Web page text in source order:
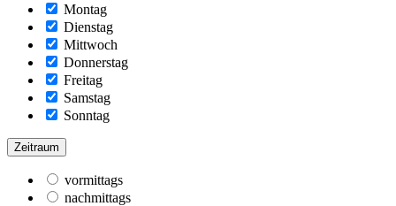
Montag
Dienstag
Mittwoch
Donnerstag
Freitag
Samstag
Sonntag
Zeitraum
vormittags
nachmittags